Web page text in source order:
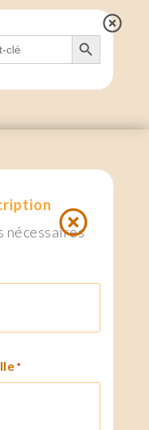
Search Button
nécessaires
*